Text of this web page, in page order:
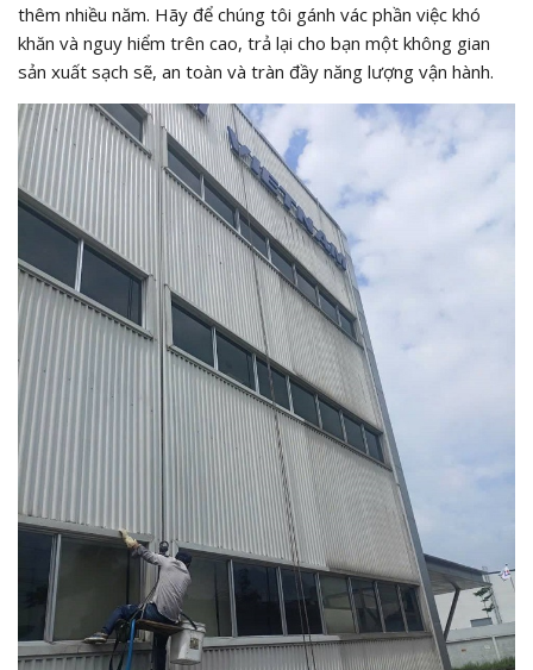
thêm nhiều năm. Hãy để chúng tôi gánh vác phần việc khó
khăn và nguy hiểm trên cao, trả lại cho bạn một không gian
sản xuất sạch sẽ, an toàn và tràn đầy năng lượng vận hành.